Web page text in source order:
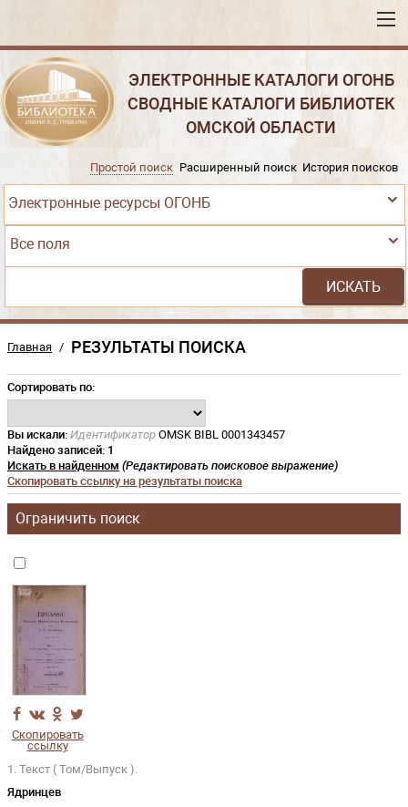
ЭЛЕКТРОННЫЕ КАТАЛОГИ ОГОНБ
СВОДНЫЕ КАТАЛОГИ БИБЛИОТЕК
ОМСКОЙ ОБЛАСТИ
Электронные ресурсы ОГОНБ
Простой поиск Расширенный поиск История поисков
Все поля
Главная / РЕЗУЛЬТАТЫ ПОИСКА
Сортировать по:
Вы искали: Идентификатор OMSK BIBL 0001343457
Найдено записей: 1
Искать в найденном (Редактировать поисковое выражение)
Скопировать ссылку на результаты поиска
Ограничить поиск
Скопировать
ссылку
1. Текст ( Том/Выпуск ).
Ядринцев